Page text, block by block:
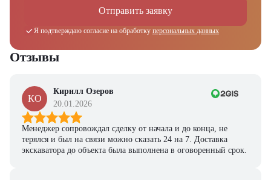
Отправить заявку
Я подтверждаю согласие на обработку персональных данных
Отзывы
КО
Кирилл Озеров
20.01.2026
Менеджер сопровождал сделку от начала и до конца, не
терялся и был на связи можно сказать 24 на 7. Доставка
экскаватора до объекта была выполнена в оговоренный срок.